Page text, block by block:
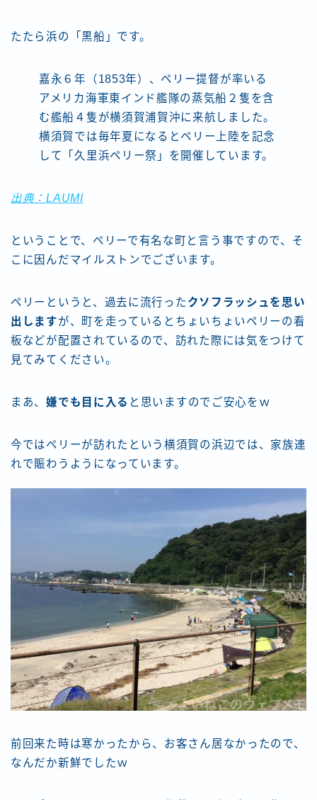
たたら浜の「黒船」です。
嘉永６年（1853年）、ペリー提督が率いる
アメリカ海軍東インド艦隊の蒸気船２隻を含
む艦船４隻が横須賀浦賀沖に来航しました。
横須賀では毎年夏になるとペリー上陸を記念
して「久里浜ペリー祭」を開催しています。
出典：LAUMI
ということで、ペリーで有名な町と言う事ですので、そ
こに因んだマイルストンでございます。
ペリーというと、過去に流行った クソフラッシュを思い
出しますが、町を走っているとちょいちょいペリーの看
板などが配置されているので、訪れた際には気をつけて
見てみてください。
まあ、嫌でも目に入る と思いますのでご安心をｗ
今ではペリーが訪れたという横須賀の浜辺では、家族連
れで賑わうようになっています。
前回来た時は寒かったから、お客さん居なかったので、
なんだか新鮮でしたｗ